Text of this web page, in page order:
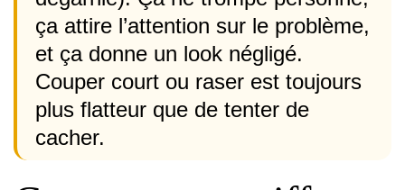
ça attire l’attention sur le problème,
et ça donne un look négligé.
Couper court ou raser est toujours
plus flatteur que de tenter de
cacher.